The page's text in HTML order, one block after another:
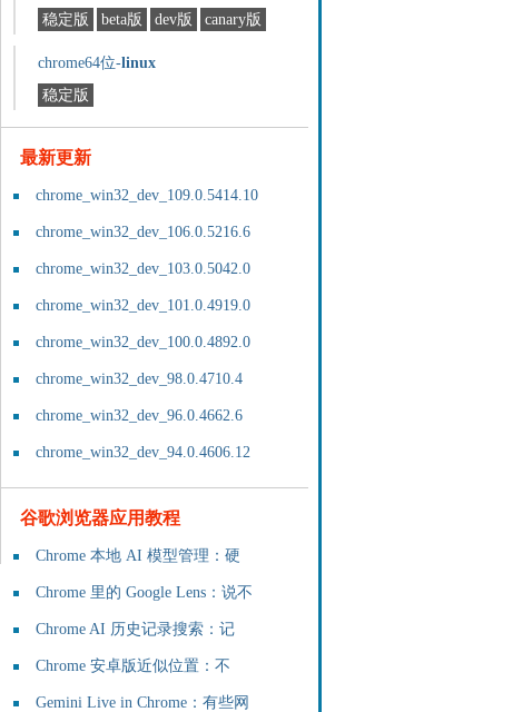
稳定版
beta版 dev版 canary版
chrome64位-linux
稳定版
最新更新
chrome_win32_dev_109.0.5414.10
chrome_win32_dev_106.0.5216.6
chrome_win32_dev_103.0.5042.0
chrome_win32_dev_101.0.4919.0
chrome_win32_dev_100.0.4892.0
chrome_win32_dev_98.0.4710.4
chrome_win32_dev_96.0.4662.6
chrome_win32_dev_94.0.4606.12
谷歌浏览器应用教程
Chrome 本地 AI 模型管理：硬
Chrome 里的 Google Lens：说不
Chrome AI 历史记录搜索：记
Chrome 安卓版近似位置：不
Gemini Live in Chrome：有些网